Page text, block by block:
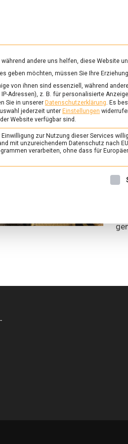
andere uns helfen, diese Website
geben möchten, müssen Sie Ihre
von ihnen sind essenziell, während
Adressen), z. B. für personalisierte
Sie in unserer Datenschutzerklärung. Es
jederzeit unter Einstellungen
Website verfügbar sind.
zur Nutzung dieser Services
mit unzureichendem Datenschutz nach
verarbeiten, ohne dass für
erteilt werden kann. Die